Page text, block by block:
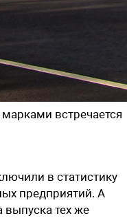
встречается
в статистику
предприятий. А
выпуска тех же